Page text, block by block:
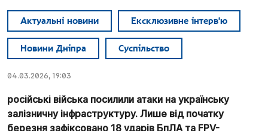
Актуальні новини Ексклюзивне інтерв'ю
Новини Дніпра Суспільство
04.03.2026, 19:03
російські війська посилили атаки на українську
залізничну інфраструктуру. Лише від початку
березня зафіксовано 18 ударів БпЛА та FPV-